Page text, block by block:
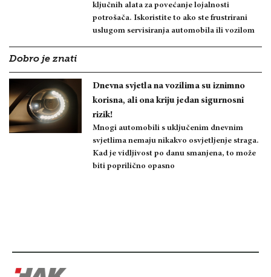
ključnih alata za povećanje lojalnosti
potrošača. Iskoristite to ako ste frustrirani
uslugom servisiranja automobila ili vozilom
Dobro je znati
Dnevna svjetla na vozilima su iznimno
korisna, ali ona kriju jedan sigurnosni
rizik!
Mnogi automobili s uključenim dnevnim
svjetlima nemaju nikakvo osvjetljenje straga.
Kad je vidljivost po danu smanjena, to može
biti poprilično opasno